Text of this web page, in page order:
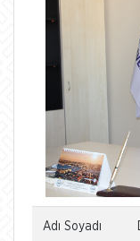
Adı Soyadı